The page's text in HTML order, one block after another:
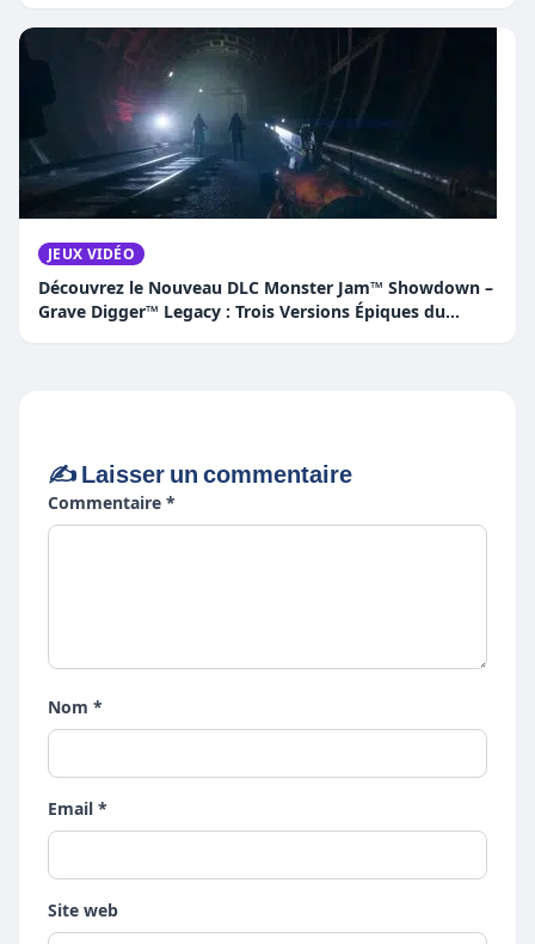
JEUX VIDÉO
Découvrez le Nouveau DLC Monster Jam™ Showdown –
Grave Digger™ Legacy : Trois Versions Épiques du
✍️ Laisser un commentaire
Commentaire *
Nom *
Email *
Site web